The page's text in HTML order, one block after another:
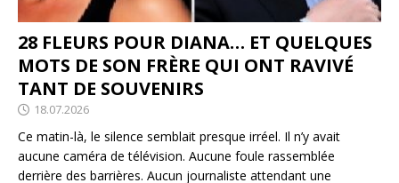
28 FLEURS POUR DIANA… ET QUELQUES
MOTS DE SON FRÈRE QUI ONT RAVIVÉ
TANT DE SOUVENIRS
18.07.2026
Ce matin-là, le silence semblait presque irréel. Il n’y avait
aucune caméra de télévision. Aucune foule rassemblée
derrière des barrières. Aucun journaliste attendant une